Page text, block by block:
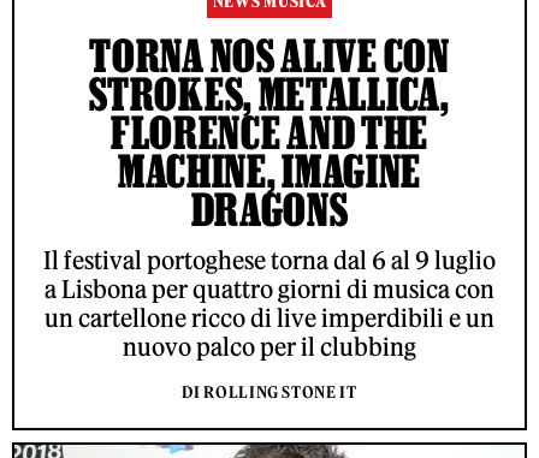
TORNA NOS ALIVE CON
STROKES, METALLICA,
FLORENCE AND THE
MACHINE, IMAGINE
DRAGONS
Il festival portoghese torna dal 6 al 9 luglio
a Lisbona per quattro giorni di musica con
un cartellone ricco di live imperdibili e un
nuovo palco per il clubbing
DI ROLLING STONE IT